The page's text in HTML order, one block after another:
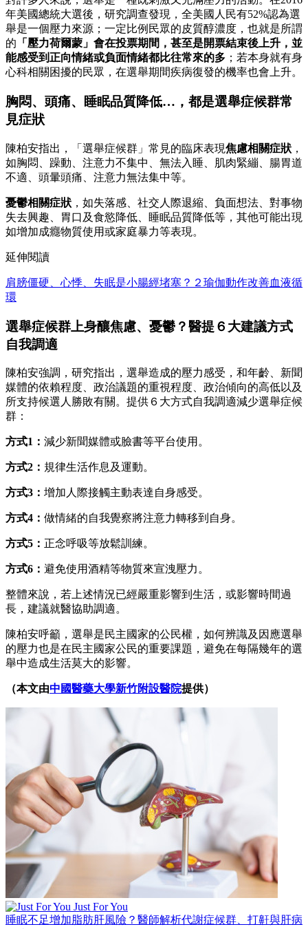
年美國總統大選後，研究調查發現，全美國人民有52%認為選
舉是一個壓力來源；一定比例民眾的皮質醇濃度，也就是所謂
的 「壓力荷爾蒙」會在投票期間，甚至是開票結束後上升，並
能感受到正向情緒或負面情緒都比往常來的多 ；若本身就有身
心科相關困擾的民眾，在選舉期間疾病復發的機率也會上升。
胸悶、頭痛、睡眠品質降低…，都是選舉症候群常
見症狀
陳柏安指出，「選舉症候群」常見的臨床表現焦慮相關症狀 ，
如胸悶、躁動、注意力不集中、無法入睡、肌肉緊繃、腸胃道
不適、頭暈頭痛、注意力無法集中等。
憂鬱相關症狀 ，如失落感、社交人際退縮、負面想法、對事物
失去興趣、胃口及食慾降低、睡眠品質降低等，其他可能出現
如增加成癮物質使用或家庭暴力等表現。
延伸閱讀
肩膀僵硬、心悸、失眠是小腸經堵塞？２瑜伽動作改善血液循
環
選舉症候群上身釀焦慮、憂鬱？醫提６大建議方式
自我調適
陳柏安強調，研究指出，選舉造成的壓力感受，和年齡、新聞
媒體的依賴程度、政治議題的重視程度、政治傾向的高低以及
所支持候選人勝敗有關。提供６大方式自我調適減少選舉症候
群：
方式1： 減少新聞媒體或臉書等平台使用。
方式2： 規律生活作息及運動。
方式3： 增加人際接觸主動表達自身感受。
方式4： 做情緒的自我覺察將注意力轉移到自身。
方式5： 正念呼吸等放鬆訓練。
方式6： 避免使用酒精等物質來宣洩壓力。
整體來說，若上述情況已經嚴重影響到生活，或影響時間過
長，建議就醫協助調適。
陳柏安呼籲，選舉是民主國家的公民權，如何辨識及因應選舉
的壓力也是在民主國家公民的重要課題，避免在每隔幾年的選
舉中造成生活莫大的影響。
（本文由中國醫藥大學新竹附設醫院提供）
Just For You
睡眠不足增加脂肪肝風險？醫師解析代謝症候群、打鼾與肝病